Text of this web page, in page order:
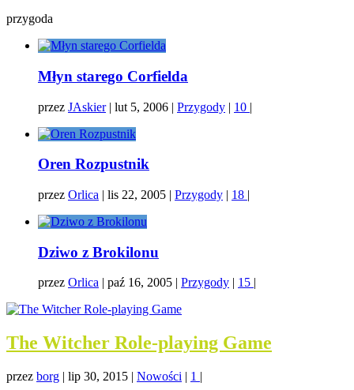
przygoda
Młyn starego Corfielda
przez JAskier| lut 5, 2006 | Przygody | 10 |
Oren Rozpustnik
przez Orlica | lis 22, 2005 | Przygody | 18 |
Dziwo z Brokilonu
przez Orlica | paź 16, 2005 | Przygody | 15 |
The Witcher Role-playing Game
przez borg | lip 30, 2015 | Nowości | 1 |